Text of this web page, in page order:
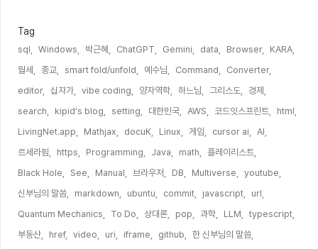
Tag
sql, Windows, 박근혜, ChatGPT, Gemini, data, Browser,
KARA,
월세,
종교, smart fold/unfold, 예수님, Command,
Converter,
editor,
십자가, vibe coding, 양자역학, 하느님, 그리스도,
경제,
search,
kipid's blog, setting, 대한민국, AWS, 코드잇스프린트,
html,
LivingNet.app,
Mathjax, docuK, Linux, 게임, cursor ai,
AI,
르세라핌,
https, Programming, Java, math,
플레이리스트,
Black Hole,
See, Manual, 브라우저, DB, Multiverse,
youtube,
신부님의 말씀,
markdown, ubuntu, commit, javascript,
url,
Quantum Mechanics,
To Do, 상대론, pop, 과학, LLM,
typescript,
부동산,
href, video, uri, iframe, github,
한 신부님의 말씀,